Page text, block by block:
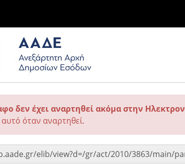
δεν έχει αναρτηθεί ακόμα στην
όταν αναρτηθεί.